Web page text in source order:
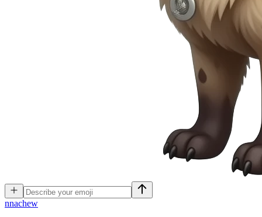
nnachew